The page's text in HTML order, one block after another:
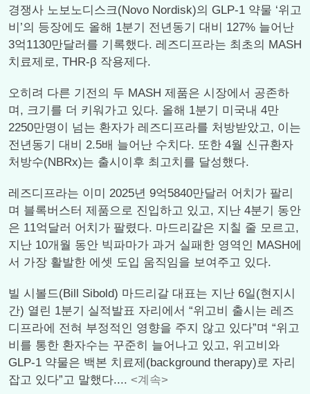
경쟁사 노보노디스크(Novo Nordisk)의 GLP-1 약물 ‘위고
비’의 등장에도 올해 1분기 전년동기 대비 127% 늘어난
3억1130만달러를 기록했다. 레즈디프라는 최초의 MASH
치료제로, THR-β 작용제다.
오히려 다른 기전의 두 MASH 제품은 시장에서 공존하
며, 크기를 더 키워가고 있다. 올해 1분기 미국내 4만
2250만명이 넘는 환자가 레즈디프라를 처방받았고, 이는
전년동기 대비 2.5배 늘어난 수치다. 또한 4월 신규환자
처방수(NBRx)는 출시이후 최고치를 달성했다.
레즈디프라는 이미 2025년 9억5840만달러 어치가 팔리
며 블록버스터 제품으로 진입하고 있고, 지난 4분기 동안
은 11억달러 어치가 팔렸다. 마드리갈은 지칠 줄 모르고,
지난 10개월 동안 빅파마가 과거 실패한 영역인 MASH에
서 가장 활발한 에셋 도입 움직임을 보여주고 있다.
빌 시볼드(Bill Sibold) 마드리갈 대표는 지난 6일(현지시
간) 열린 1분기 실적발표 자리에서 “위고비 출시는 레즈
디프라에 전혀 부정적인 영향을 주지 않고 있다”며 “위고
비를 통한 환자수는 꾸준히 늘어나고 있고, 위고비와
GLP-1 약물은 백본 치료제(background therapy)로 자리
잡고 있다”고 말했다.... <계속>